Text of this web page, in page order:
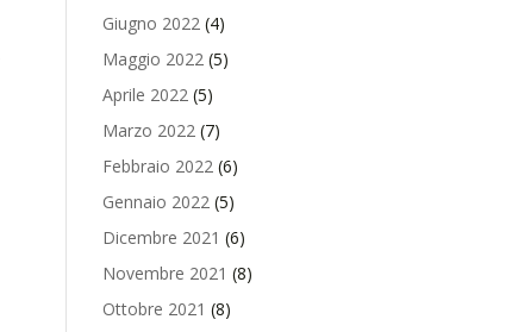
Giugno 2022(4)
Maggio 2022(5)
Aprile 2022(5)
Marzo 2022(7)
Febbraio 2022(6)
Gennaio 2022(5)
Dicembre 2021 (6)
Novembre 2021 (8)
Ottobre 2021 (8)